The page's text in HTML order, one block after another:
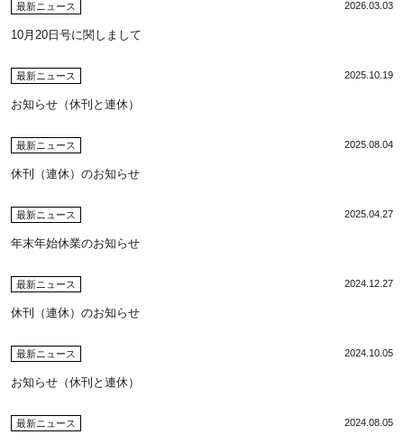
最新ニュース 2026.03.03
10月20日号に関しまして
最新ニュース 2025.10.19
お知らせ（休刊と連休）
最新ニュース 2025.08.04
休刊（連休）のお知らせ
最新ニュース 2025.04.27
年末年始休業のお知らせ
最新ニュース 2024.12.27
休刊（連休）のお知らせ
最新ニュース 2024.10.05
お知らせ（休刊と連休）
最新ニュース 2024.08.05